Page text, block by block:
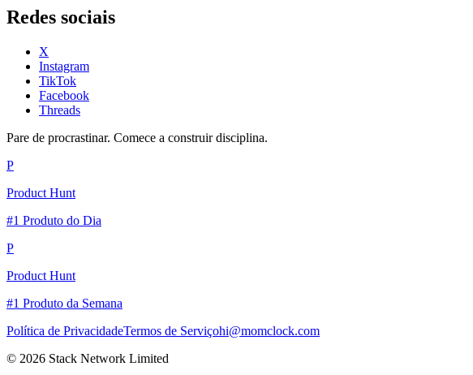
Redes sociais
X
Instagram
TikTok
Facebook
Threads
Pare de procrastinar. Comece a construir disciplina.
P
Product Hunt
#1 Produto do Dia
P
Product Hunt
#1 Produto da Semana
Política de PrivacidadeTermos de Serviçohi@momclock.com
© 2026 Stack Network Limited